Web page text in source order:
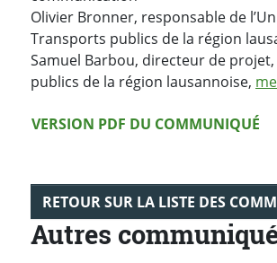
Olivier Bronner, responsable de
Transports publics de la région
Samuel Barbou, directeur de
publics de la région lausannoise,
Version PDF
VERSION PDF DU COMMUNIQUÉ
RETOUR SUR LA LISTE DES
Autres